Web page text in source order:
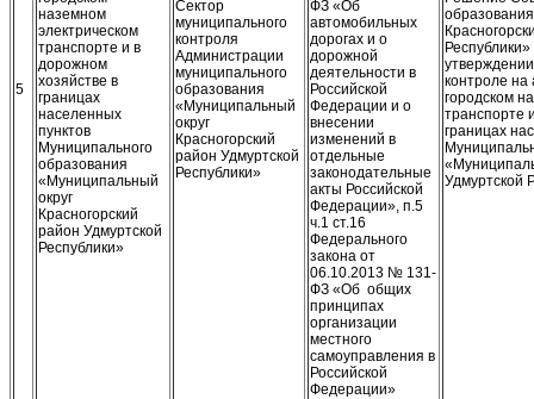
5
наземном
электрическом
транспорте и в
дорожном
хозяйстве в
границах
населенных
пунктов
Муниципального
образования
«Муниципальный
округ
Красногорский
район Удмуртской
Республики»
Сектор
муниципального
контроля
Администрации
муниципального
образования
«Муниципальный
округ
Красногорский
район Удмуртской
Республики»
ФЗ «Об
автомобильных
дорогах и о
дорожной
деятельности в
Российской
Федерации и о
внесении
изменений в
отдельные
законодательные
акты Российской
Федерации», п.5
ч.1 ст.16
Федерального
закона от
06.10.2013 № 131-
ФЗ «Об общих
принципах
организации
местного
самоуправления в
Российской
Федерации»
контроле на
городском
транспорте
границах
Удмуртской